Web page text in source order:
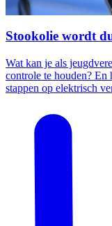
Stookolie wordt
Wat kan je als
controle te houden? En
stappen op elektrisch